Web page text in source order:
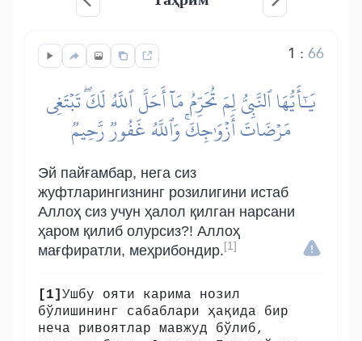
1 :66
يَٰٓأَيُّهَا ٱلنَّبِيُّ لِمَ تُحَرِّمُ مَآ أَحَلَّ ٱللَّهُ لَكَۖ تَبۡتَغِي
مَرۡضَاتَ أَزۡوَٰجِكَۚ وَٱللَّهُ غَفُورٞ رَّحِيمٞ
Эй пайғамбар, нега сиз
жуфтларингизнинг розилигини истаб
Аллоҳ сиз учун ҳалол қилган нарсани
ҳаром қилиб олурсиз?! Аллоҳ
мағфиратли, меҳрибондир. [1]
[1] Ушбу ояти карима нозил
бўлишининг сабаблари ҳақида бир
неча ривоятлар мавжуд бўлиб,